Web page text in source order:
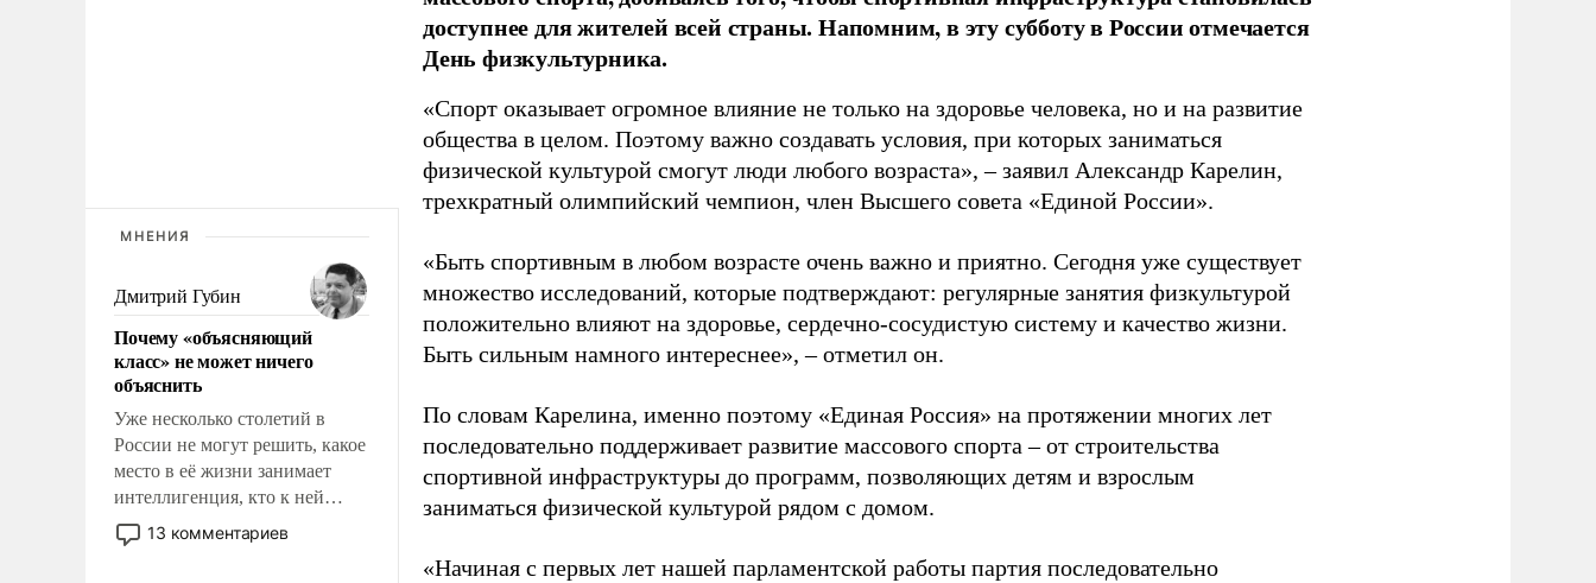
МНЕНИЯ
Дмитрий Губин
Почему «объясняющий
класс» не может ничего
объяснить
Уже несколько столетий в
России не могут решить, какое
место в её жизни занимает
интеллигенция, кто к ней
принадлежит, а кого из неё
исключили с правом
13 комментариев
доступнее для жителей всей страны. Напомним, в эту субботу в России отмечается
День физкультурника.
«Спорт оказывает огромное влияние не только на здоровье человека, но и на развитие
общества в целом. Поэтому важно создавать условия, при которых заниматься
физической культурой смогут люди любого возраста», – заявил Александр Карелин,
трехкратный олимпийский чемпион, член Высшего совета «Единой России».
«Быть спортивным в любом возрасте очень важно и приятно. Сегодня уже существует
множество исследований, которые подтверждают: регулярные занятия физкультурой
положительно влияют на здоровье, сердечно-сосудистую систему и качество жизни.
Быть сильным намного интереснее», – отметил он.
По словам Карелина, именно поэтому «Единая Россия» на протяжении многих лет
последовательно поддерживает развитие массового спорта – от строительства
спортивной инфраструктуры до программ, позволяющих детям и взрослым
заниматься физической культурой рядом с домом.
«Начиная с первых лет нашей парламентской работы партия последовательно